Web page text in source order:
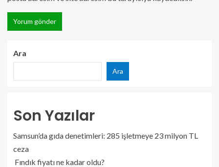
Ara
Ara
Son Yazılar
Samsun’da gıda denetimleri: 285 işletmeye 23 milyon TL
ceza
Fındık fiyatı ne kadar oldu?